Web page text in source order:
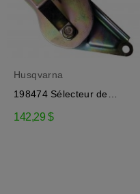
Husqvarna
198474 Sélecteur de
142,29 $